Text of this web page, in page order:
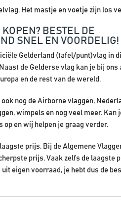
Het mastje en voetje zijn los
BESTEL DE
SNEL EN VOORDELIG!
Gelderland (tafel/punt)vlag in
de Gelderse vlag kan je bij
en de rest van de wereld.
nog de Airborne vlaggen,
wimpels en nog veel meer. Kan
op en wij helpen je graag verder.
prijs. Bij de Algemene
prijs. Vaak zelfs de laagste
eigen voorraad, je hebt dus de